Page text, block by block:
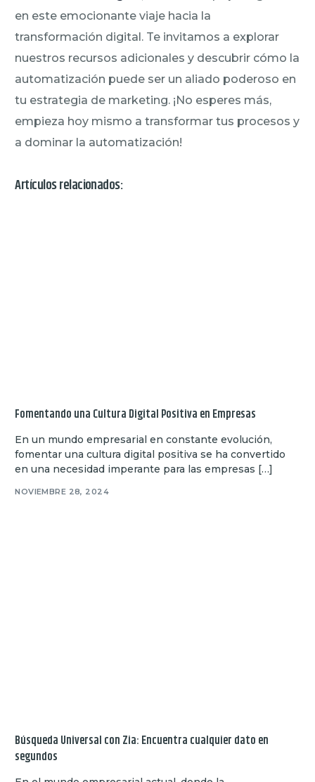
en este emocionante viaje hacia la
transformación digital. Te invitamos a explorar
nuestros recursos adicionales y descubrir cómo la
automatización puede ser un aliado poderoso en
tu estrategia de marketing. ¡No esperes más,
empieza hoy mismo a transformar tus procesos y
a dominar la automatización!
Artículos relacionados:
Fomentando una Cultura Digital Positiva en Empresas
En un mundo empresarial en constante evolución,
fomentar una cultura digital positiva se ha convertido
en una necesidad imperante para las empresas […]
NOVIEMBRE 28, 2024
Búsqueda Universal con Zia: Encuentra cualquier dato en
segundos